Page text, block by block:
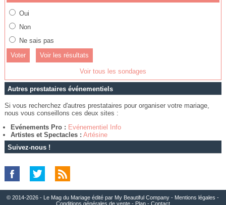
Oui
Non
Ne sais pas
Voir les résultats
Voir tous les sondages
Autres prestataires événementiels
Si vous recherchez d'autres prestataires pour organiser votre mariage,
nous vous conseillons ces deux sites :
Evénements Pro : Evénementiel Info
Artistes et Spectacles : Artésine
Suivez-nous !
© 2014-2026 - Le Mag du Mariage édité par My Beautiful Company - Mentions légales -
Conditions générales de vente- Plan- Contact